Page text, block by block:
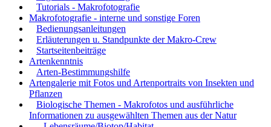
Tutorials - Makrofotografie
Makrofotografie - interne und sonstige Foren
Bedienungsanleitungen
Erläuterungen u. Standpunkte der Makro-Crew
Startseitenbeiträge
Artenkenntnis
Arten-Bestimmungshilfe
Artengalerie mit Fotos und Artenportraits von Insekten und
Pflanzen
Biologische Themen - Makrofotos und ausführliche
Informationen zu ausgewählten Themen aus der Natur